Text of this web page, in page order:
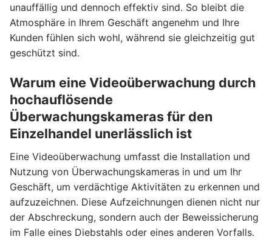
unauffällig und dennoch effektiv sind. So bleibt die
Atmosphäre in Ihrem Geschäft angenehm und Ihre
Kunden fühlen sich wohl, während sie gleichzeitig gut
geschützt sind.
Warum eine Videoüberwachung durch
hochauflösende
Überwachungskameras für den
Einzelhandel unerlässlich ist
Eine Videoüberwachung umfasst die Installation und
Nutzung von Überwachungskameras in und um Ihr
Geschäft, um verdächtige Aktivitäten zu erkennen und
aufzuzeichnen. Diese Aufzeichnungen dienen nicht nur
der Abschreckung, sondern auch der Beweissicherung
im Falle eines Diebstahls oder eines anderen Vorfalls.